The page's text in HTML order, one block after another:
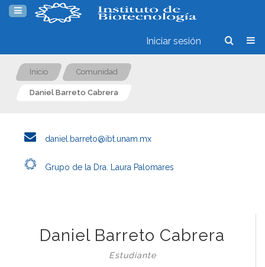
Iniciar sesión
Inicio Comunidad
Daniel Barreto Cabrera
daniel.barreto@ibt.unam.mx
Grupo de la Dra. Laura Palomares
Daniel Barreto Cabrera
Estudiante